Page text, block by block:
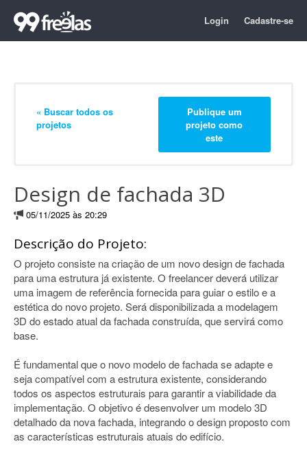
Login Cadastre-se
« Buscar todos os
projetos
Publique um
projeto como
este
Design de fachada 3D
05/11/2025 às 20:29
Descrição do Projeto:
O projeto consiste na criação de um novo design de fachada
para uma estrutura já existente. O freelancer deverá utilizar
uma imagem de referência fornecida para guiar o estilo e a
estética do novo projeto. Será disponibilizada a modelagem
3D do estado atual da fachada construída, que servirá como
base.
É fundamental que o novo modelo de fachada se adapte e
seja compatível com a estrutura existente, considerando
todos os aspectos estruturais para garantir a viabilidade da
implementação. O objetivo é desenvolver um modelo 3D
detalhado da nova fachada, integrando o design proposto com
as características estruturais atuais do edifício.